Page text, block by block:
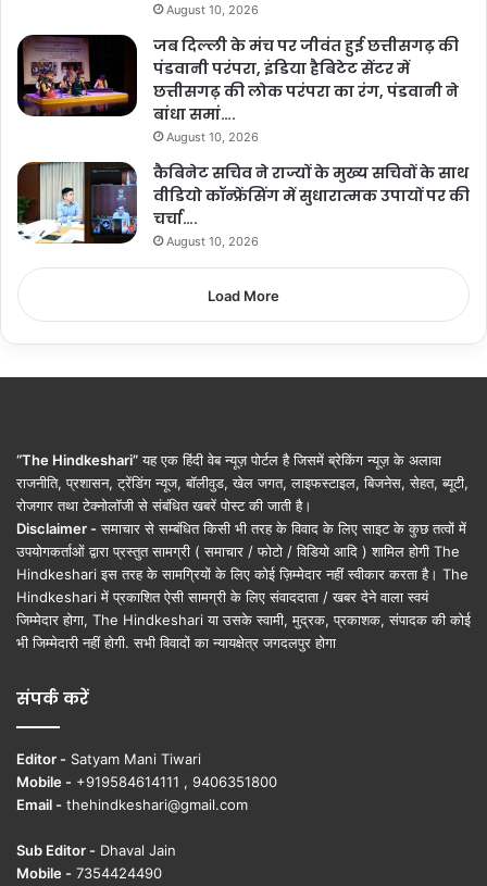
August 10, 2026
जब दिल्ली के मंच पर जीवंत हुई छत्तीसगढ़ की
पंडवानी परंपरा, इंडिया हैबिटेट सेंटर में
छत्तीसगढ़ की लोक परंपरा का रंग, पंडवानी ने
बांधा समां….
August 10, 2026
कैबिनेट सचिव ने राज्यों के मुख्य सचिवों के साथ
वीडियो कॉन्फ्रेंसिंग में सुधारात्मक उपायों पर की
चर्चा….
August 10, 2026
Load More
“The Hindkeshari”यह एक हिंदी वेब न्यूज़ पोर्टल है जिसमें ब्रेकिंग न्यूज़ के अलावा
राजनीति, प्रशासन, ट्रेंडिंग न्यूज, बॉलीवुड, खेल जगत, लाइफस्टाइल, बिजनेस, सेहत, ब्यूटी,
रोजगार तथा टेक्नोलॉजी से संबंधित खबरें पोस्ट की जाती है।
Disclaimer - समाचार से सम्बंधित किसी भी तरह के विवाद के लिए साइट के कुछ तत्वों में
उपयोगकर्ताओं द्वारा प्रस्तुत सामग्री ( समाचार / फोटो / विडियो आदि ) शामिल होगी The
Hindkeshari इस तरह के सामग्रियों के लिए कोई ज़िम्मेदार नहीं स्वीकार करता है। The
Hindkeshari में प्रकाशित ऐसी सामग्री के लिए संवाददाता / खबर देने वाला स्वयं
जिम्मेदार होगा, The Hindkeshari या उसके स्वामी, मुद्रक, प्रकाशक, संपादक की कोई
भी जिम्मेदारी नहीं होगी. सभी विवादों का न्यायक्षेत्र जगदलपुर होगा
संपर्क करें
Editor - Satyam Mani Tiwari
Mobile - +919584614111 , 9406351800
Email - thehindkeshari@gmail.com
Sub Editor - Dhaval Jain
Mobile - 7354424490